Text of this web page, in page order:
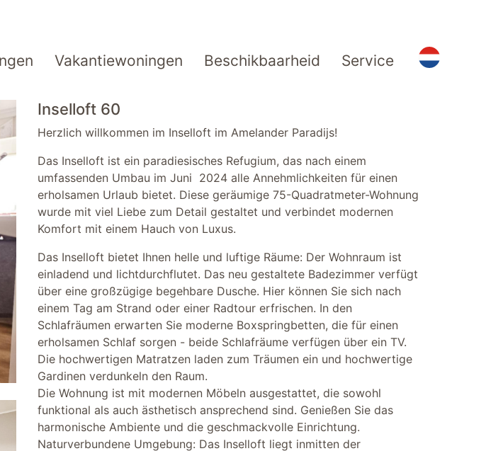
Vakantiewoningen Beschikbaarheid Service
Inselloft 60
Herzlich willkommen im Inselloft im Amelander Paradijs!
Das Inselloft ist ein paradiesisches Refugium, das nach einem
umfassenden Umbau im Juni 2024 alle Annehmlichkeiten für einen
erholsamen Urlaub bietet. Diese geräumige 75-Quadratmeter-Wohnung
wurde mit viel Liebe zum Detail gestaltet und verbindet modernen
Komfort mit einem Hauch von Luxus.
Das Inselloft bietet Ihnen helle und luftige Räume: Der Wohnraum ist
einladend und lichtdurchflutet. Das neu gestaltete Badezimmer verfügt
über eine großzügige begehbare Dusche. Hier können Sie sich nach
einem Tag am Strand oder einer Radtour erfrischen. In den
Schlafräumen erwarten Sie moderne Boxspringbetten, die für einen
erholsamen Schlaf sorgen - beide Schlafräume verfügen über ein TV.
Die hochwertigen Matratzen laden zum Träumen ein und hochwertige
Gardinen verdunkeln den Raum.
Die Wohnung ist mit modernen Möbeln ausgestattet, die sowohl
funktional als auch ästhetisch ansprechend sind. Genießen Sie das
harmonische Ambiente und die geschmackvolle Einrichtung.
Naturverbundene Umgebung: Das Inselloft liegt inmitten der